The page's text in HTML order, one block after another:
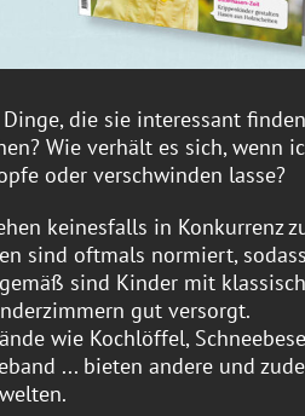
die sie interessant finden
Wie verhält es sich, wenn
oder verschwinden lasse?
keinesfalls in Konkurrenz
sind oftmals normiert,
sind Kinder mit
gut versorgt.
wie Kochlöffel,
... bieten andere und